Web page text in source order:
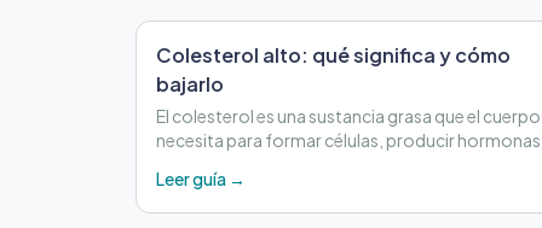
Colesterol alto: qué significa y cómo
bajarlo
El colesterol es una sustancia grasa que el cuerpo
necesita para formar células, producir hormonas y
Leer guía →